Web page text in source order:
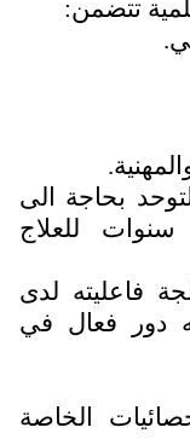
تتضمن:
بحاجة الى
سنوات للعلاج
فاعليته لدى
دور فعال في
الخاصة